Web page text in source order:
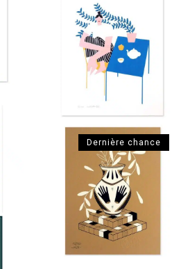
était :
60,00 €.
LE DIMANCHE
30,00€
Dernière chance